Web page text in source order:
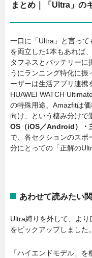
まとめ｜「Ultra」の
一口に「Ultra」と言っ
を両立した1本もあれば
タフネスとバッテリーに
うにランニング特化に
ーザーは生活アプリ連携
HUAWEI WATCH
の特殊用途、Amazfitは
向け、という棲み分けで
OS（iOS／Android）・
で、各セクションのスポ
分にとっての「正解の
あわせて読みたい
Ultra縛りを外して、よ
をピックアップしました。
「ハイエンドモデル」を